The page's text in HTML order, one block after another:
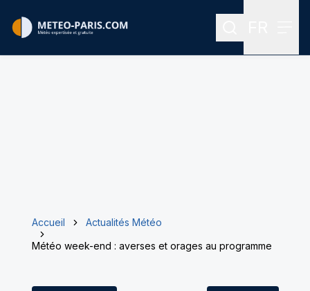
Rechercher
Accueil
Actualités Météo
Météo week-end : averses et orages au programme